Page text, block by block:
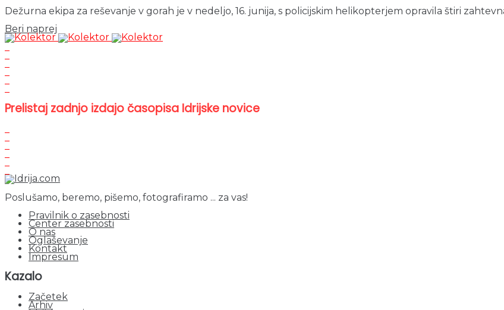
Dežurna ekipa za reševanje v gorah je v nedeljo, 16. junija, s policijskim helikopterjem opravila štiri
Beri naprej
Prelistaj zadnjo izdajo časopisa Idrijske novice
Poslušamo, beremo, pišemo, fotografiramo ... za vas!
Pravilnik o zasebnosti
Center zasebnosti
O nas
Oglaševanje
Kontakt
Impresum
Kazalo
Začetek
Arhiv